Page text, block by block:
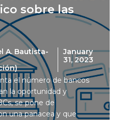
sobre las
A. Bautista-
January
31, 2023
el número de bancos
la oportunidad y
se pone de
una panacea y que